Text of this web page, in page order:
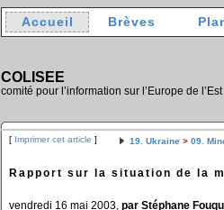
Accueil Brèves
COLISEE
comité pour l’information sur l’Europe de l’Est
[ Imprimer cet article ] 19. Ukraine > 09.
Rapport sur la situation de la
vendredi 16 mai 2003, par Stéphane